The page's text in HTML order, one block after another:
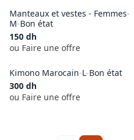
Manteaux et vestes - Femmes-
M-Bon état
150 dh
ou Faire une offre
Kimono Marocain-L-Bon état
300 dh
ou Faire une offre